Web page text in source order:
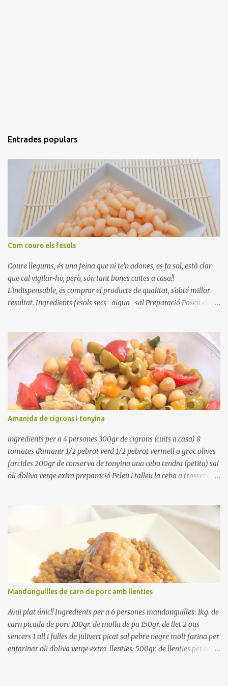
Entrades populars
Com coure els fesols
Coure llegums, és una feina que ni te'n adones, es fa sol, està clar
que cal vigilar-ho, però, són tant bones cuites a casa!!
L'indispensable, és comprar el producte de qualitat, s'obté millor
resultat. Ingredients fesols secs -aigua -sal Preparació Poseu els
quan arrenca el bull, canvieu l'aigua bullint, per aigua freda,
repetiu dues o tres vegades, abaixeu el foc i atureu la ebullició, dues
o tres vegades afegint aigua freda, han de coure a foc baix, quasi
be, sense bullir i sempre sempre, amb l'olla tapada, entre 1 hora i 1
hora i mitja. Saleu 10 minuts abans de retirar del foc. Heu de veure
vosaltres el moment en que ja estan cuites. Anotacions Deixeu
refredar en la mateixa olla. El caldo de coure els fesols, es pot
utilitzar per una crema o sopa. Ingredientes judias -agua -sal
Preparación Ponga las judías a r...
Amanida de cigrons i tonyina
ingredients per a 4 persones 300gr de cigrons (cuits a casa) 8
tomates d'amanir 1/2 pebrot verd 1/2 pebrot vermell o groc olives
farcides 200gr de conserva de tonyina una ceba tendra (petita) sal
oli d'oliva verge extra preparació Peleu i talleu la ceba a trossets i
Renteu les tomates i talleu-les a octaus. Talleu les olives a
rodanxes. Una hora abans de portar a la taula, poseu els cigrons,
ben escorreguts, en un bol, amb la resta d'ingredients: les tomates,
el pebrot, la ceba, (escorreguda), les olives i la tonyina esmicolada.
Amaniu amb sal i oli... bon profit!!
Mandonguilles de carn de porc amb llenties
Avui plat únic!! Ingredients per a 6 persones mandonguilles: 1kg. de
carn picada de porc 100gr. de molla de pa 150gr. de llet 2 ous
sencers 1 all i fulles de julivert picat sal pebre negre molt farina per
enfarinar oli d'oliva verge extra llenties: 500gr. de llenties petites